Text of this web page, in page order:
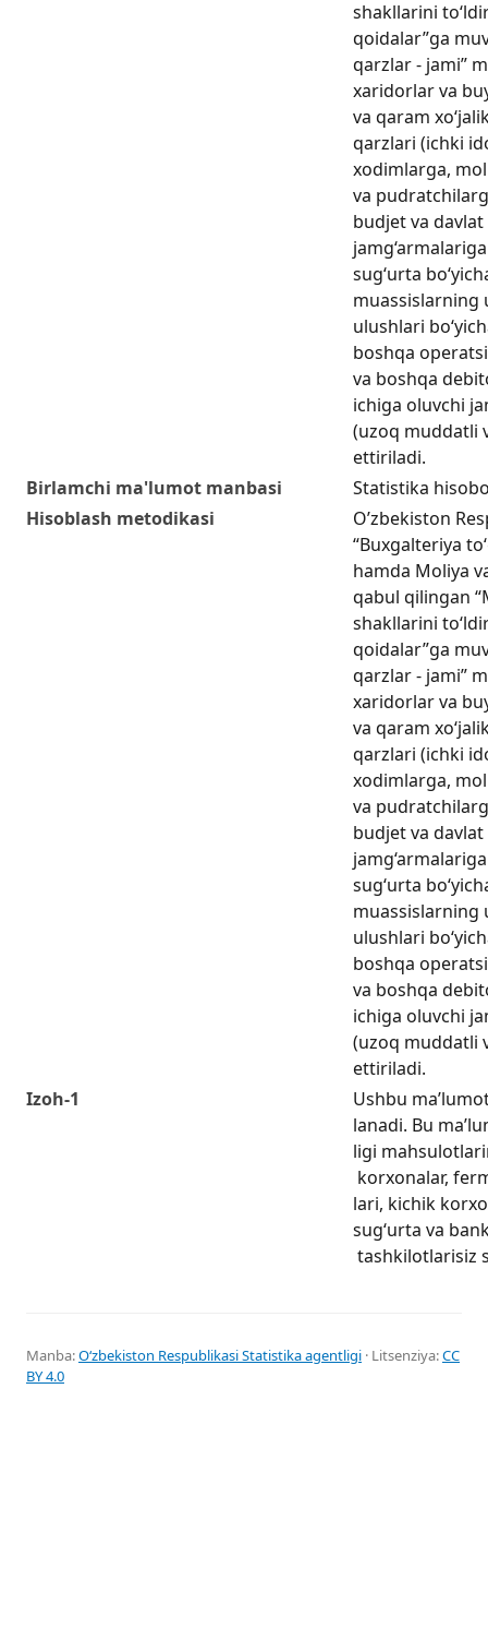
shakllarini
qoidalar”ga
qarzlar - jami”
xaridorlar va
va qaram
qarzlari (ichki
xodimlarga,
va
budjet va
sug‘urta
muassislarning
ulushlari
boshqa
va boshqa
ichiga oluvchi
(uzoq muddatli
ettiriladi.
Birlamchi ma'lumot manbasi
Statistika
Hisoblash metodikasi
O’zbekiston
“Buxgalteriya
hamda Moliya
qabul qilingan
shakllarini
qoidalar”ga
qarzlar - jami”
xaridorlar va
va qaram
qarzlari (ichki
xodimlarga,
va
budjet va
sug‘urta
muassislarning
ulushlari
boshqa
va boshqa
ichiga oluvchi
(uzoq muddatli
ettiriladi.
Izoh-1
Ushbu
lanadi. Bu
ligi
korxonalar,
lari, kichik
sug‘urta va
tashkilotlarisiz
Manba:Oʻzbekiston Respublikasi Statistika agentligi · Litsenziya:CC
BY 4.0